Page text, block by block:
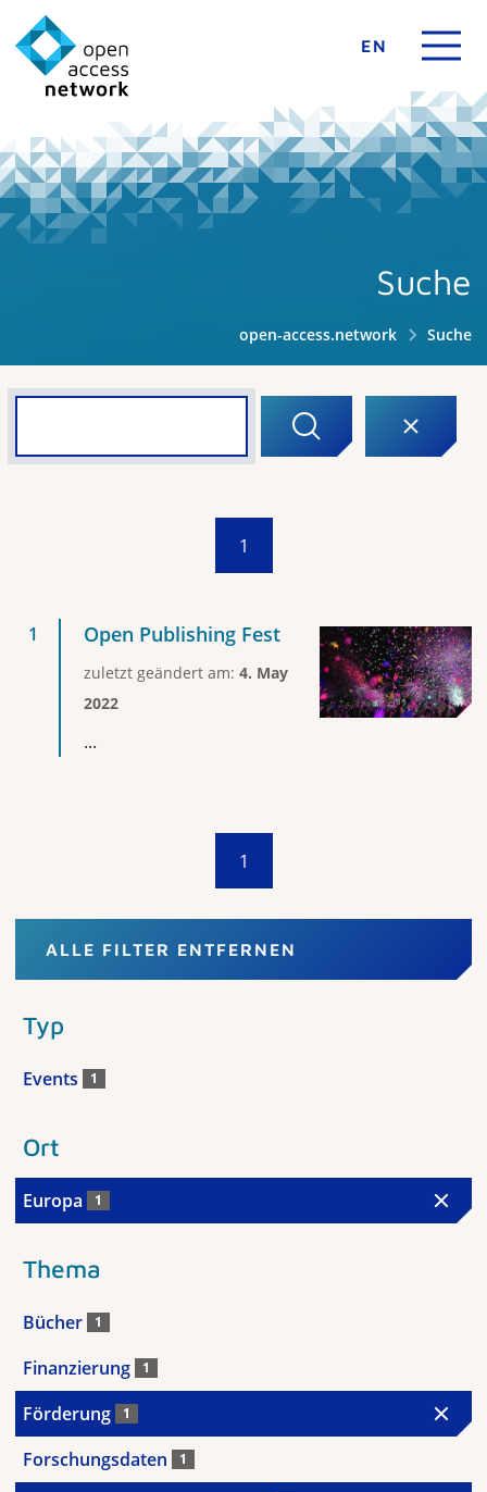
EN
Suche
open-access.network Suche
1
Open Publishing Fest
zuletzt geändert am: 4. May
2022
...
1
ALLE FILTER ENTFERNEN
Typ
Events 1
Ort
Europa 1
Thema
Bücher 1
Finanzierung 1
Förderung 1
Forschungsdaten 1